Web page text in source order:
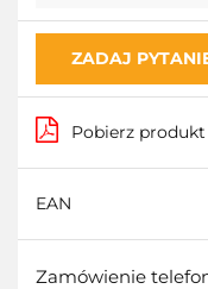
ZADAJ
Pobierz
EAN
Zamówienie